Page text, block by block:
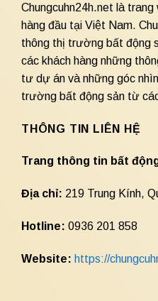
Chungcuhn24h.net là
hàng đầu tại Việt Nam.
thông thị trường bất động
các khách hàng những
tư dự án và những góc
trường bất động sản từ
THÔNG TIN LIÊN HỆ
Trang thông tin bất
Địa chỉ: 219 Trung Kính,
Hotline: 0936 201 858
Website: https://